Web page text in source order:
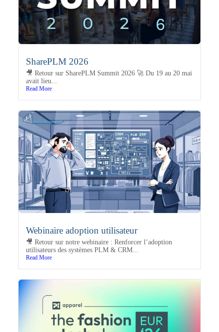
SharePLM 2026
🎥 Retour sur SharePLM Summit 2026 🚀 Du 19 au 20 mai
avait lieu...
Read More
Webinaire adoption utilisateur
🎥 Retour sur notre webinaire : Renforcer l’adoption
utilisateurs des systèmes PLM & CRM...
Read More